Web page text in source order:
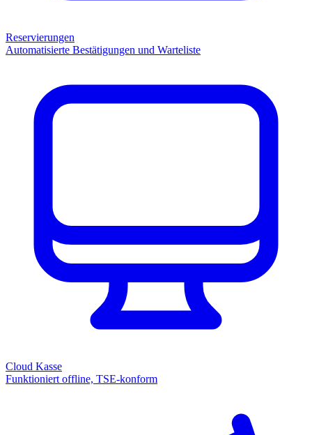
Reservierungen
Automatisierte Bestätigungen und Warteliste
Cloud Kasse
Funktioniert offline, TSE-konform